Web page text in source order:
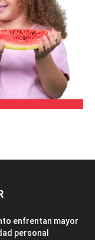
enfrentan mayor
personal